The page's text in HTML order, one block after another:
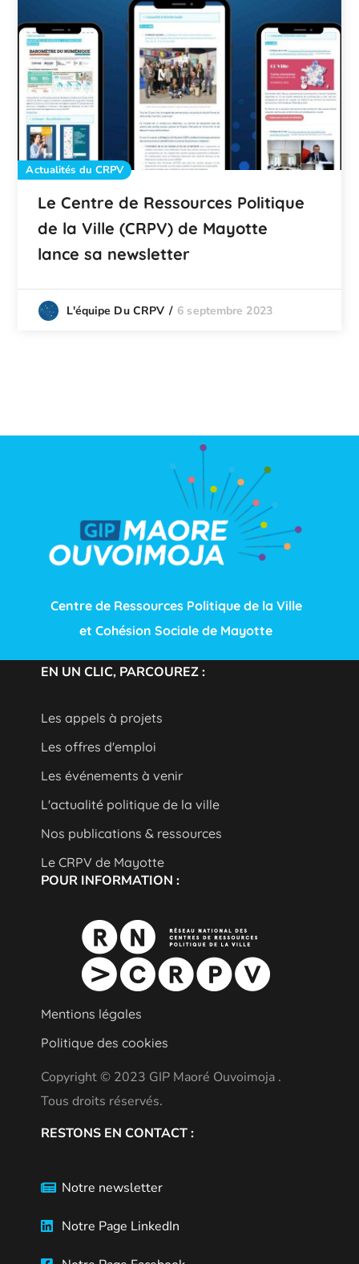
Actualités du CRPV
Le Centre de Ressources Politique
de la Ville (CRPV) de Mayotte
lance sa newsletter
L'équipe Du CRPV 6 septembre 2023
Centre de Ressources Politique de la Ville
et Cohésion Sociale de Mayotte
EN UN CLIC, PARCOUREZ :
Les appels à projets
Les offres d'emploi
Les événements à venir
L'actualité politique de la ville
Nos publications & ressources
Le CRPV de Mayotte
POUR INFORMATION :
Mentions légales
Politique des cookies
Copyright © 2023 GIP Maoré Ouvoimoja .
Tous droits réservés.
RESTONS EN CONTACT :
Notre newsletter
Notre Page LinkedIn